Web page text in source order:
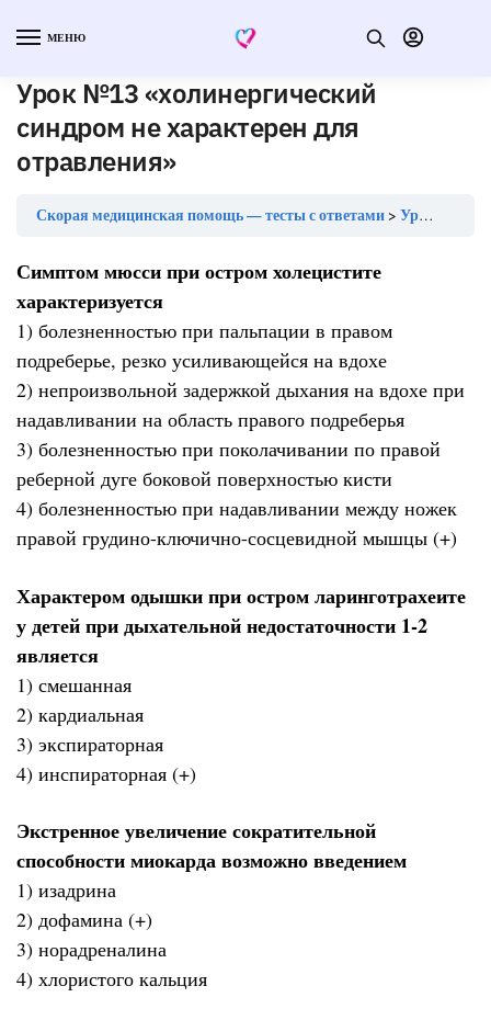
МЕНЮ
Урок №13 «холинергический
синдром не характерен для
отравления»
Скорая медицинская помощь — тесты с ответами Урок №13 «холинергический синдром не характерен для отравления»
Симптом мюсси при остром холецистите
характеризуется
1) болезненностью при пальпации в правом
подреберье, резко усиливающейся на вдохе
2) непроизвольной задержкой дыхания на вдохе при
надавливании на область правого подреберья
3) болезненностью при поколачивании по правой
реберной дуге боковой поверхностью кисти
4) болезненностью при надавливании между ножек
правой грудино-ключично-сосцевидной мышцы (+)
Характером одышки при остром ларинготрахеите
у детей при дыхательной недостаточности 1-2
является
1) смешанная
2) кардиальная
3) экспираторная
4) инспираторная (+)
Экстренное увеличение сократительной
способности миокарда возможно введением
1) изадрина
2) дофамина (+)
3) норадреналина
4) хлористого кальция